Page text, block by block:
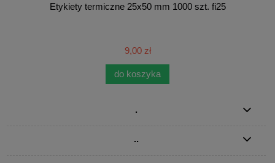
Etykiety termiczne 25x50 mm 1000 szt. fi25
9,00 zł
do koszyka
.
..